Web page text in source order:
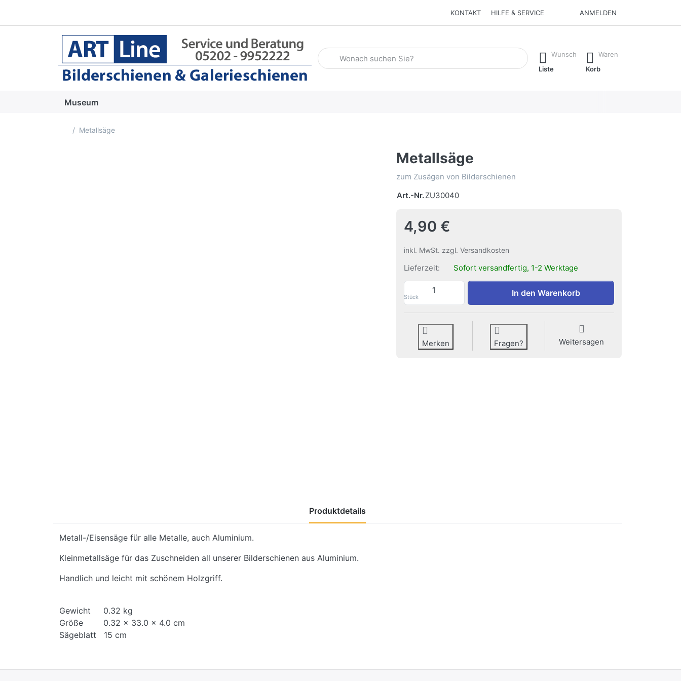
KONTAKT HILFE & SERVICE ANMELDEN
Geben Sie einen Suchbegriff ein. Während Sie tippen, erscheinen automatisch erste Ergebnisse.
Wunsch
Liste
Waren
Korb
Museum
Startseite
Metallsäge
Metallsäge
zum Zusägen von Bilderschienen
Art.-Nr.ZU30040
4,90 €
inkl. MwSt. zzgl. Versandkosten
Lieferzeit: Sofort versandfertig, 1-2 Werktage
Stück
Metallsäge zu 4,90 €, Menge 1.
In den Warenkorb
Merken Fragen? Weitersagen
Produktdetails
Metall-/Eisensäge für alle Metalle, auch Aluminium.
Kleinmetallsäge für das Zuschneiden all unserer Bilderschienen aus Aluminium.
Handlich und leicht mit schönem Holzgriff.
Gewicht 0.32 kg
Größe 0.32 x 33.0 x 4.0 cm
Sägeblatt 15 cm